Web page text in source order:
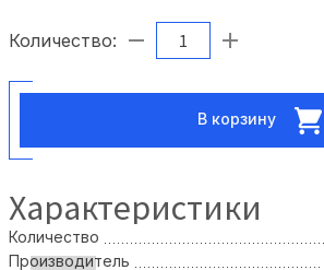
Количество:
В корзину
Характеристики
Количество
Производитель